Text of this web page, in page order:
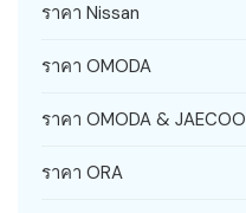
ราคา Nissan
ราคา OMODA
ราคา OMODA & JAECOO
ราคา ORA